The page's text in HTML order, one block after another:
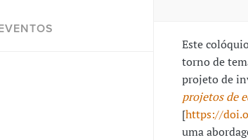
Este
torno de
projeto de
projetos de
[https://
uma